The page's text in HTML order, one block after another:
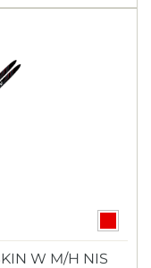
W M/H NIS